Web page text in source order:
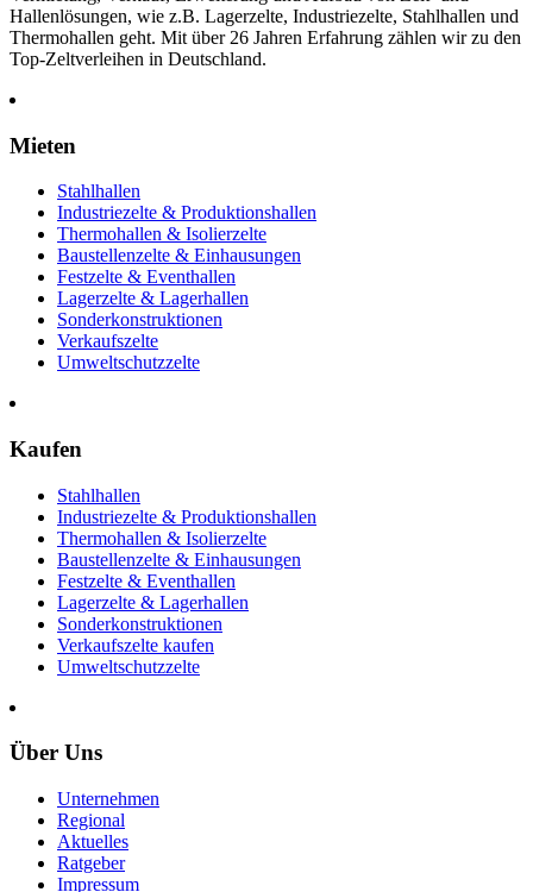
Hallenlösungen, wie z.B. Lagerzelte, Industriezelte, Stahlhallen und
Thermohallen geht. Mit über 26 Jahren Erfahrung zählen wir zu den
Top-Zeltverleihen in Deutschland.
Mieten
Stahlhallen
Industriezelte & Produktionshallen
Thermohallen & Isolierzelte
Baustellenzelte & Einhausungen
Festzelte & Eventhallen
Lagerzelte & Lagerhallen
Sonderkonstruktionen
Verkaufszelte
Umweltschutzzelte
Kaufen
Stahlhallen
Industriezelte & Produktionshallen
Thermohallen & Isolierzelte
Baustellenzelte & Einhausungen
Festzelte & Eventhallen
Lagerzelte & Lagerhallen
Sonderkonstruktionen
Verkaufszelte kaufen
Umweltschutzzelte
Über Uns
Unternehmen
Regional
Aktuelles
Ratgeber
Impressum